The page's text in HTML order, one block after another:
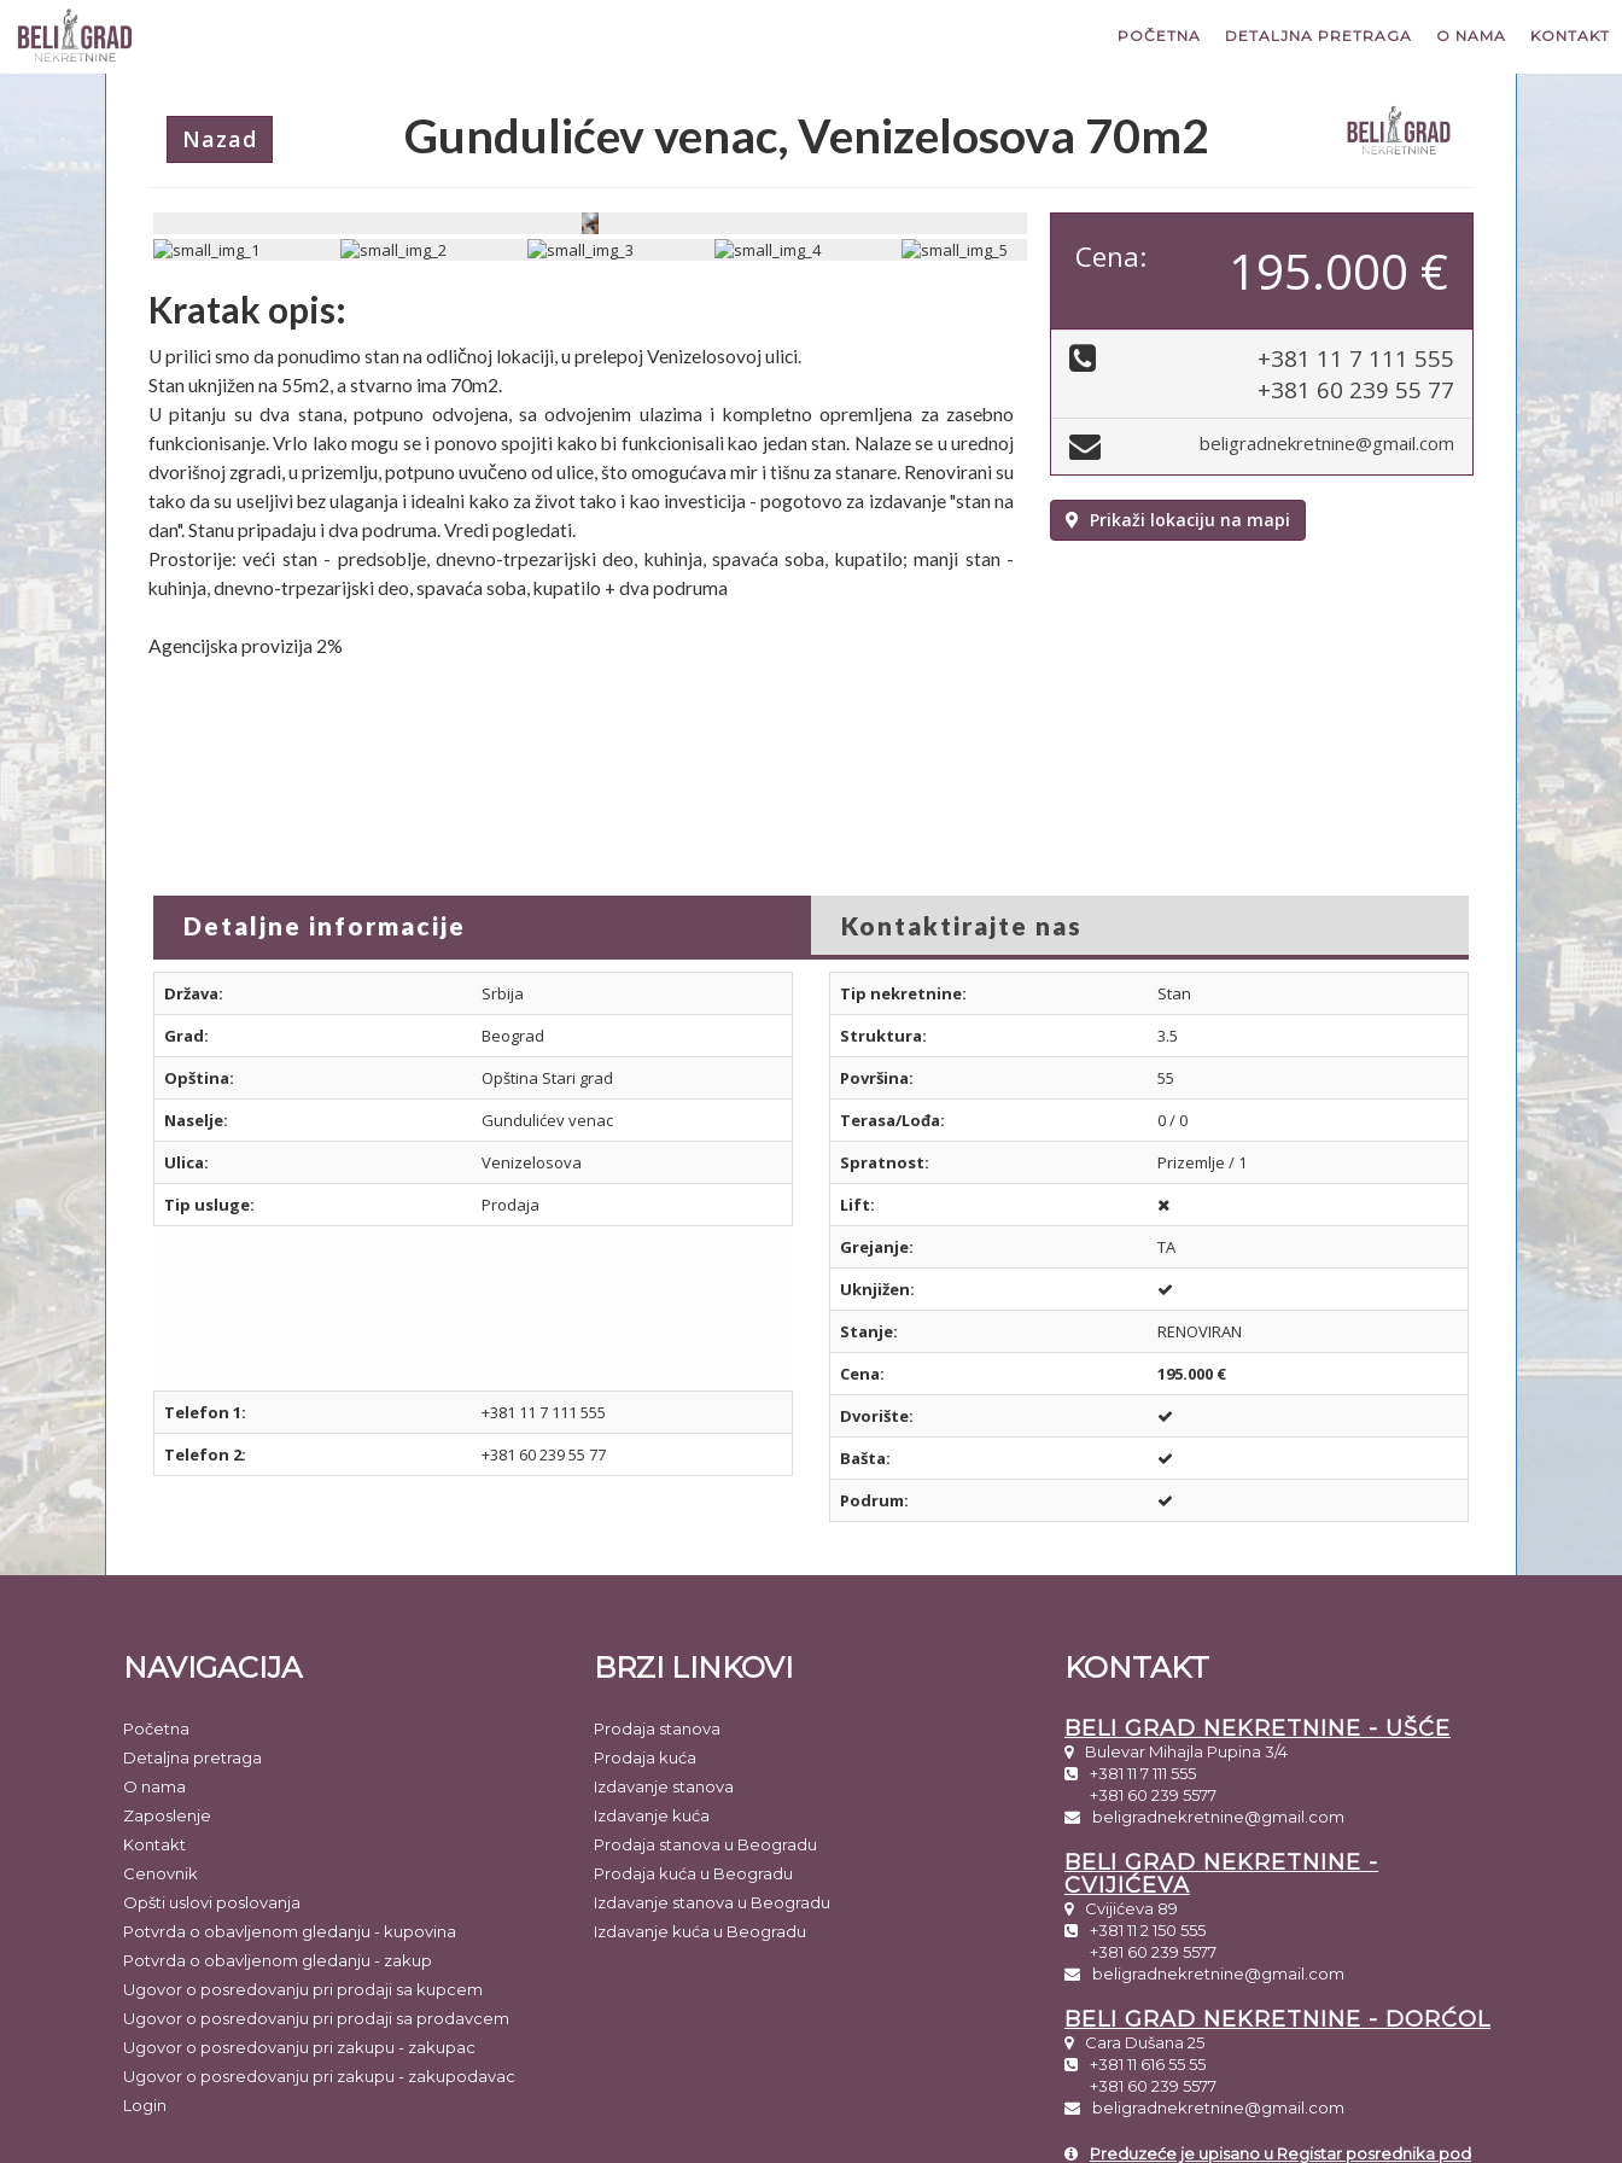
POČETNA DETALJNA PRETRAGA O NAMA KONTAKT
Nazad Gundulićev venac, Venizelosova 70m2
Kratak opis:
U prilici smo da ponudimo stan na odličnoj lokaciji, u prelepoj Venizelosovoj ulici.
Stan uknjižen na 55m2, a stvarno ima 70m2.
U pitanju su dva stana, potpuno odvojena, sa odvojenim ulazima i kompletno opremljena za zasebno
funkcionisanje. Vrlo lako mogu se i ponovo spojiti kako bi funkcionisali kao jedan stan. Nalaze se u urednoj
dvorišnoj zgradi, u prizemlju, potpuno uvučeno od ulice, što omogućava mir i tišnu za stanare. Renovirani su
tako da su useljivi bez ulaganja i idealni kako za život tako i kao investicija - pogotovo za izdavanje "stan na
dan". Stanu pripadaju i dva podruma. Vredi pogledati.
Prostorije: veći stan - predsoblje, dnevno-trpezarijski deo, kuhinja, spavaća soba, kupatilo; manji stan -
kuhinja, dnevno-trpezarijski deo, spavaća soba, kupatilo + dva podruma
Agencijska provizija 2%
Cena: 195.000 €
+381 11 7 111 555
+381 60 239 55 77
beligradnekretnine@gmail.com
Prikaži lokaciju na mapi
Detaljne informacije Kontaktirajte nas
Država:
Srbija
Grad:
Beograd
Opština:
Opština Stari grad
Naselje:
Gundulićev venac
Ulica:
Venizelosova
Tip usluge:
Prodaja
Telefon 1:
+381 11 7 111 555
Telefon 2:
+381 60 239 55 77
Tip nekretnine:
Stan
Struktura:
3.5
Površina:
55
Terasa/Lođa:
0 / 0
Spratnost:
Prizemlje / 1
Lift:
Grejanje:
TA
Uknjižen:
Stanje:
RENOVIRAN
Cena:
195.000 €
Dvorište:
Bašta:
Podrum:
NAVIGACIJA
Početna
Detaljna pretraga
O nama
Zaposlenje
Kontakt
Cenovnik
Opšti uslovi poslovanja
Potvrda o obavljenom gledanju - kupovina
Potvrda o obavljenom gledanju - zakup
Ugovor o posredovanju pri prodaji sa kupcem
Ugovor o posredovanju pri prodaji sa prodavcem
Ugovor o posredovanju pri zakupu - zakupac
Ugovor o posredovanju pri zakupu - zakupodavac
Login
BRZI LINKOVI
Prodaja stanova
Prodaja kuća
Izdavanje stanova
Izdavanje kuća
Prodaja stanova u Beogradu
Prodaja kuća u Beogradu
Izdavanje stanova u Beogradu
Izdavanje kuća u Beogradu
KONTAKT
BELI GRAD NEKRETNINE - UŠĆE
Bulevar Mihajla Pupina 3/4
+381 11 7 111 555
+381 60 239 5577
beligradnekretnine@gmail.com
BELI GRAD NEKRETNINE -
CVIJIĆEVA
Cvijićeva 89
+381 11 2 150 555
+381 60 239 5577
beligradnekretnine@gmail.com
BELI GRAD NEKRETNINE - DORĆOL
Cara Dušana 25
+381 11 616 55 55
+381 60 239 5577
beligradnekretnine@gmail.com
Preduzeće je upisano u Registar posrednika pod